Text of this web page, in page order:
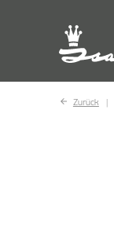
Zurück